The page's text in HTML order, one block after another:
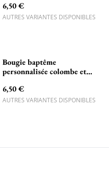
et fleurs
6,50 €
AUTRES VARIANTES DISPONIBLES
Bougie baptême
personnalisée colombe et
6,50 €
AUTRES VARIANTES DISPONIBLES